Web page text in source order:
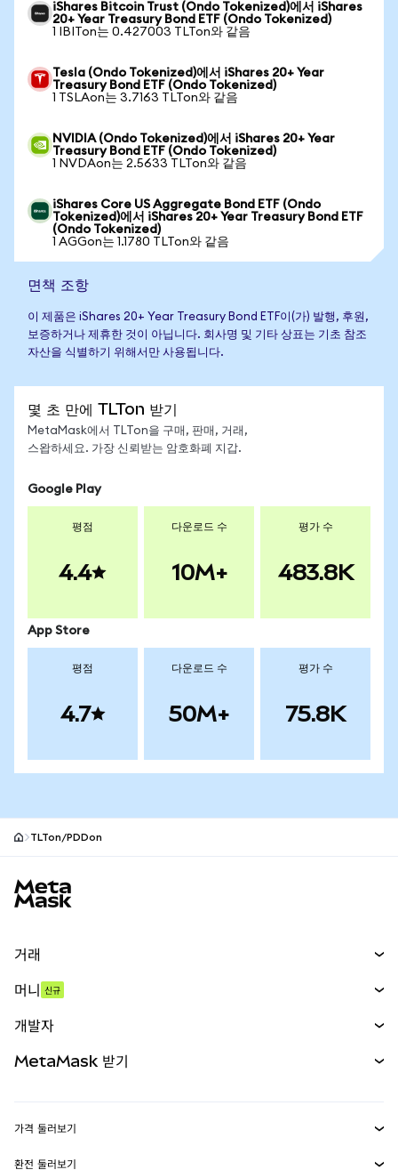
iShares Bitcoin Trust (Ondo Tokenized)에서 iShares
20+ Year Treasury Bond ETF (Ondo Tokenized)
1 IBITon는 0.427003 TLTon와 같음
Tesla (Ondo Tokenized)에서 iShares 20+ Year
Treasury Bond ETF (Ondo Tokenized)
1 TSLAon는 3.7163 TLTon와 같음
NVIDIA (Ondo Tokenized)에서 iShares 20+ Year
Treasury Bond ETF (Ondo Tokenized)
1 NVDAon는 2.5633 TLTon와 같음
iShares Core US Aggregate Bond ETF (Ondo
Tokenized)에서 iShares 20+ Year Treasury Bond ETF
(Ondo Tokenized)
1 AGGon는 1.1780 TLTon와 같음
면책 조항
이 제품은 iShares 20+ Year Treasury Bond ETF이(가) 발행, 후원,
보증하거나 제휴한 것이 아닙니다. 회사명 및 기타 상표는 기초 참조
자산을 식별하기 위해서만 사용됩니다.
몇 초 만에 TLTon 받기
MetaMask에서 TLTon을 구매, 판매, 거래,
스왑하세요. 가장 신뢰받는 암호화폐 지갑.
Google Play
평점
4.4
다운로드 수
10M+
평가 수
483.8K
App Store
평점
4.7
다운로드 수
50M+
평가 수
75.8K
TLTon/PDDon
거래
무기한 선물
실물자산
머니 신규
개발자
MetaMask 받기
가격 둘러보기
환전 둘러보기